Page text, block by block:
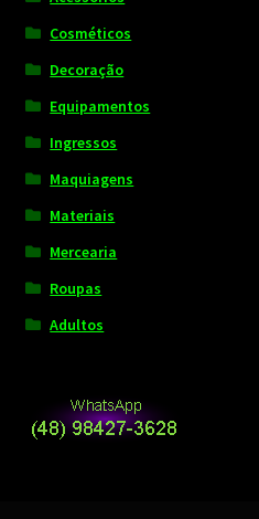
Cosméticos
Decoração
Equipamentos
Ingressos
Maquiagens
Materiais
Mercearia
Roupas
Adultos